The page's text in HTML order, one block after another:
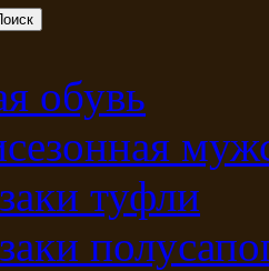
обувь
туфли